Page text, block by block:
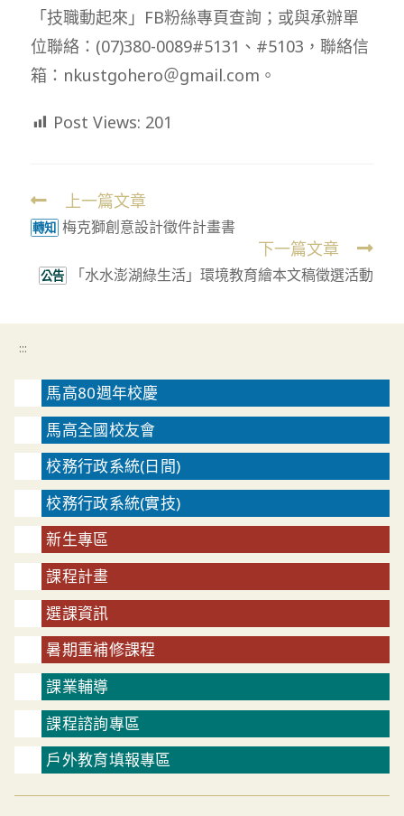
「技職動起來」FB粉絲專頁查詢；或與承辦單
位聯絡：(07)380-0089#5131、#5103，聯絡信
箱：nkustgohero＠gmail.com。
Post Views: 201
Read
more
上一篇文章
轉知 梅克獅創意設計徵件計畫書
下一篇文章
公告 「水水澎湖綠生活」環境教育繪本文稿徵選活動
:::
馬高80週年校慶
馬高全國校友會
校務行政系統(日間)
校務行政系統(實技)
新生專區
課程計畫
選課資訊
暑期重補修課程
課業輔導
課程諮詢專區
戶外教育填報專區